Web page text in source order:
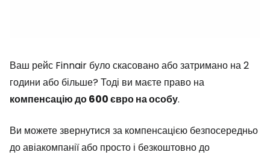
Ваш рейс Finnair було скасовано або затримано на 2
години або більше? Тоді ви маєте право на
компенсацію до 600 євро на особу.
Ви можете звернутися за компенсацією безпосередньо
до авіакомпанії або просто і безкоштовно до